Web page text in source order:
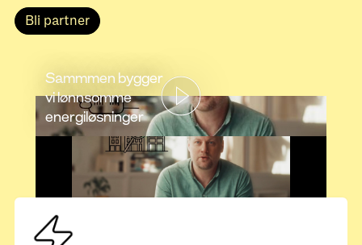
Bli partner
Sammmen bygger
vi lønnsomme
energiløsninger